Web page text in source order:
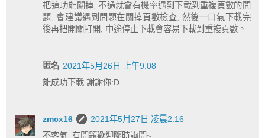
把這功能關掉, 不過就會有機率遇到下載到重複頁數的問
題, 會建議遇到問題在關掉頁數檢查, 然後一口氣下載完
後再把開關打開, 中途停止下載會容易下載到重複頁數。
匿名 2021年5月26日 上午9:08
能成功下載 謝謝你:D
zmcx16
2021年5月27日 凌晨2:16
不客氣, 有問題歡迎隨時詢問~